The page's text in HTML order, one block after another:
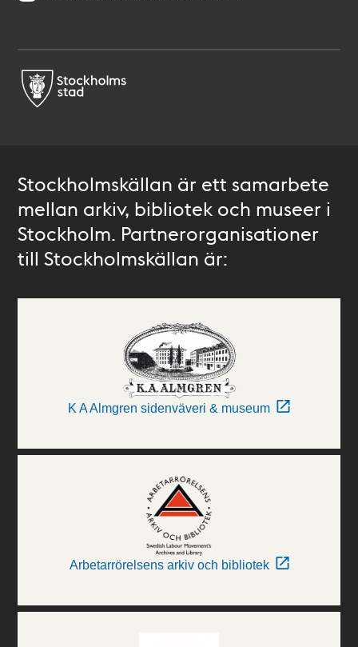
Stockholmskällan är ett samarbete
mellan arkiv, bibliotek och museer i
Stockholm. Partnerorganisationer
till Stockholmskällan är:
K A Almgren sidenväveri & museum
Arbetarrörelsens arkiv och bibliotek